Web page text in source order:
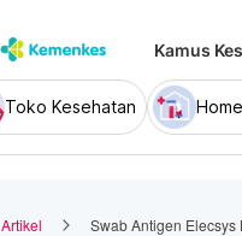
Kamus
Toko Kesehatan
Artikel Swab Antigen